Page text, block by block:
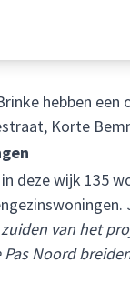
hebben
Korte
deze wijk 135
van het
Noord